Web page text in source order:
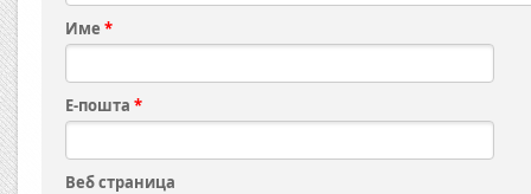
Име *
Е-пошта *
Веб страница